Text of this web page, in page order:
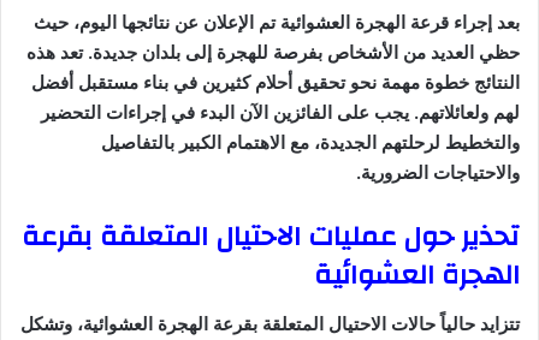
بعد إجراء قرعة الهجرة العشوائية تم الإعلان عن نتائجها اليوم، حيث
حظي العديد من الأشخاص بفرصة للهجرة إلى بلدان جديدة. تعد هذه
النتائج خطوة مهمة نحو تحقيق أحلام كثيرين في بناء مستقبل أفضل
لهم ولعائلاتهم. يجب على الفائزين الآن البدء في إجراءات التحضير
والتخطيط لرحلتهم الجديدة، مع الاهتمام الكبير بالتفاصيل
والاحتياجات الضرورية.
تحذير حول عمليات الاحتيال المتعلقة بقرعة
الهجرة العشوائية
تتزايد حالياً حالات الاحتيال المتعلقة بقرعة الهجرة العشوائية، وتشكل